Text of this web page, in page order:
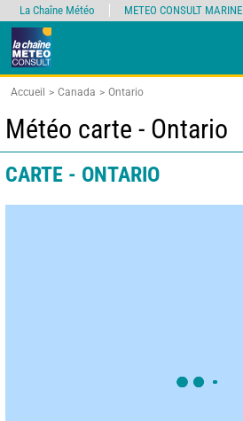
Accueil Canada Ontario
Météo carte - Ontario
CARTE - ONTARIO
La Chaîne Météo METEO CONSULT MARINE